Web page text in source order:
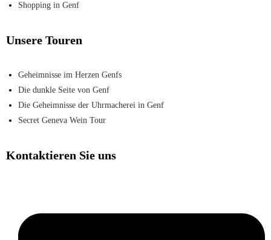
Shopping in Genf
Unsere Touren
Geheimnisse im Herzen Genfs
Die dunkle Seite von Genf
Die Geheimnisse der Uhrmacherei in Genf
Secret Geneva Wein Tour
Kontaktieren Sie uns